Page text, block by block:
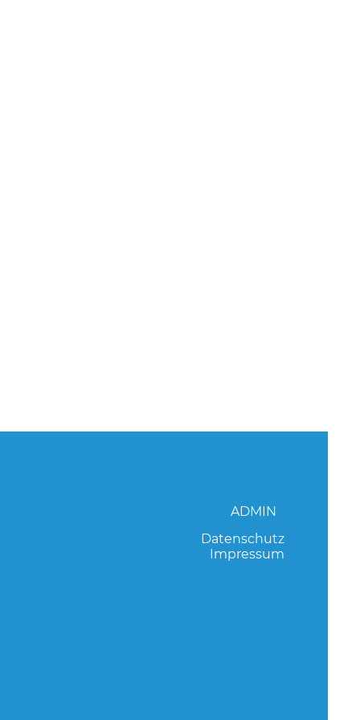
ADMIN
Datenschutz
Impressum